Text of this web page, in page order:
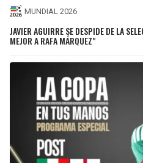
MUNDIAL 2026
JAVIER AGUIRRE SE DESPIDE DE LA
MEJOR A RAFA MÁRQUEZ"